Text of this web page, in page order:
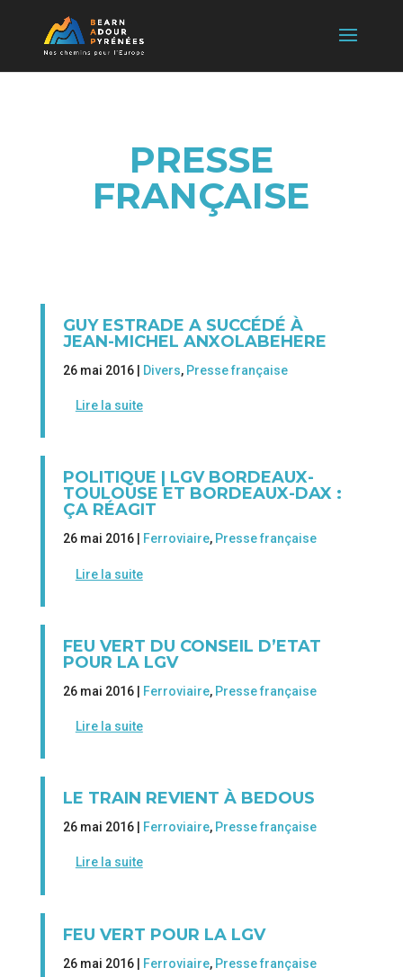
PRESSE
FRANÇAISE
GUY ESTRADE A SUCCÉDÉ À
JEAN-MICHEL ANXOLABEHERE
26 mai 2016 | Divers, Presse française
Lire la suite
POLITIQUE | LGV BORDEAUX-
TOULOUSE ET BORDEAUX-DAX :
ÇA RÉAGIT
26 mai 2016 | Ferroviaire, Presse française
Lire la suite
FEU VERT DU CONSEIL D’ETAT
POUR LA LGV
26 mai 2016 | Ferroviaire, Presse française
Lire la suite
LE TRAIN REVIENT À BEDOUS
26 mai 2016 | Ferroviaire, Presse française
Lire la suite
FEU VERT POUR LA LGV
26 mai 2016 | Ferroviaire, Presse française